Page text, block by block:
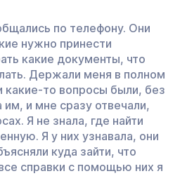
по телефону. Они
нужно принести
какие документы, что
Держали меня в полном
какие-то вопросы были, без
им, и мне сразу отвечали,
Я не знала, где найти
Я у них узнавала, они
куда зайти, что
справки с помощью них я